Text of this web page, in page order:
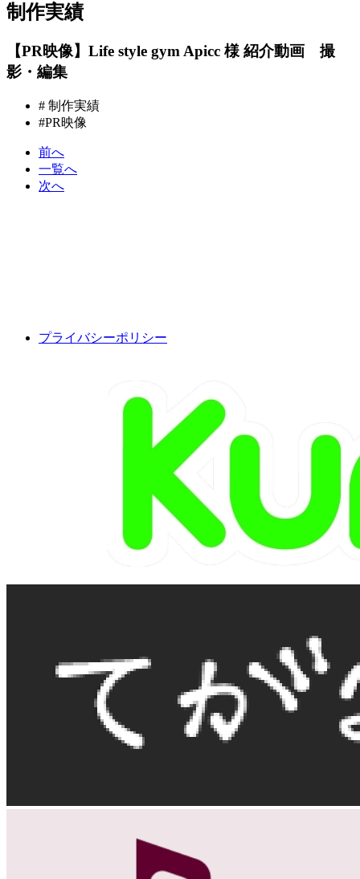
制作実績
【PR映像】Life style gym Apicc 様 紹介動画 撮
影・編集
# 制作実績
#PR映像
前へ
一覧へ
次へ
プライバシーポリシー